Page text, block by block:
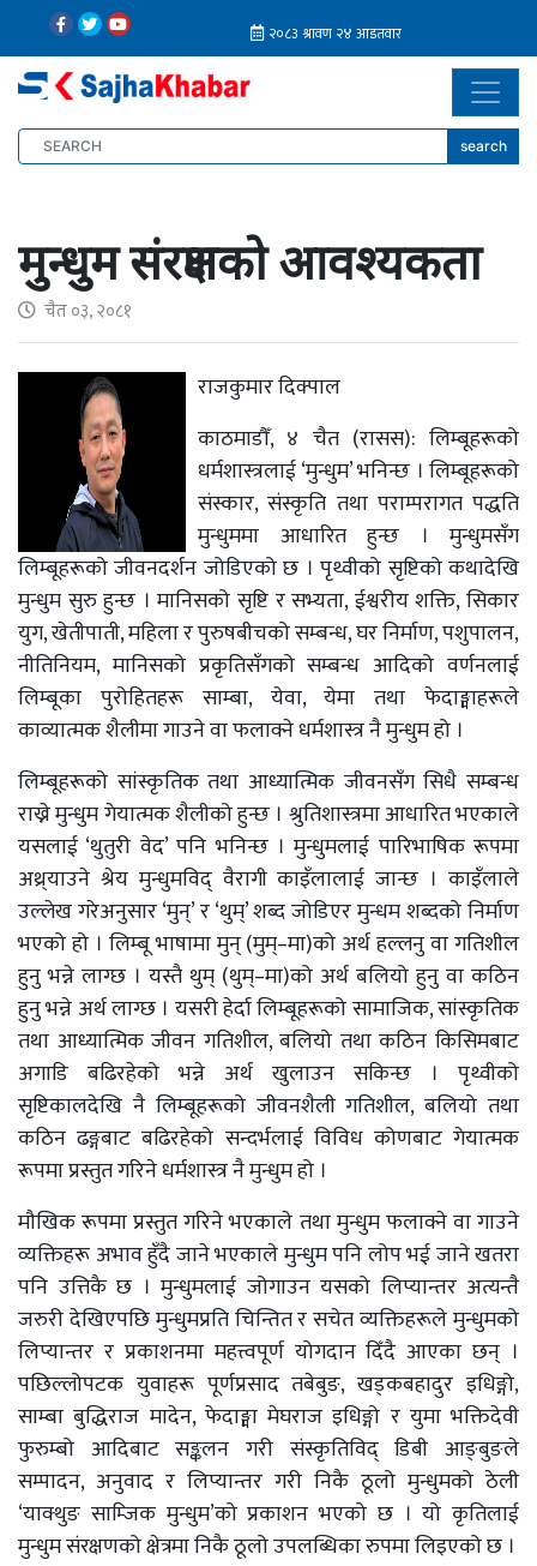
search
मुन्धुम संरक्षणको आवश्यकता
चैत ०३, २०८१
राजकुमार दिक्पाल
काठमाडौँ, ४ चैत (रासस): लिम्बूहरूको
धर्मशास्त्रलाई ‘मुन्धुम’ भनिन्छ । लिम्बूहरूको
संस्कार, संस्कृति तथा पराम्परागत पद्धति
मुन्धुममा आधारित हुन्छ । मुन्धुमसँग
लिम्बूहरूको जीवनदर्शन जोडिएको छ । पृथ्वीको सृष्टिको कथादेखि
मुन्धुम सुरु हुन्छ । मानिसको सृष्टि र सभ्यता, ईश्वरीय शक्ति, सिकार
युग, खेतीपाती, महिला र पुरुषबीचको सम्बन्ध, घर निर्माण, पशुपालन,
नीतिनियम, मानिसको प्रकृतिसँगको सम्बन्ध आदिको वर्णनलाई
लिम्बूका पुरोहितहरू साम्बा, येवा, येमा तथा फेदाङ्माहरूले
काव्यात्मक शैलीमा गाउने वा फलाक्ने धर्मशास्त्र नै मुन्धुम हो ।
लिम्बूहरूको सांस्कृतिक तथा आध्यात्मिक जीवनसँग सिधै सम्बन्ध
राख्ने मुन्धुम गेयात्मक शैलीको हुन्छ । श्रुतिशास्त्रमा आधारित भएकाले
यसलाई ‘थुतुरी वेद’ पनि भनिन्छ । मुन्धुमलाई पारिभाषिक रूपमा
अथ्र्याउने श्रेय मुन्धुमविद् वैरागी काइँलालाई जान्छ । काइँलाले
उल्लेख गरेअनुसार ‘मुन्’ र ‘थुम्’ शब्द जोडिएर मुन्धम शब्दको निर्माण
भएको हो । लिम्बू भाषामा मुन् (मुम्–मा)को अर्थ हल्लनु वा गतिशील
हुनु भन्ने लाग्छ । यस्तै थुम् (थुम्–मा)को अर्थ बलियो हुनु वा कठिन
हुनु भन्ने अर्थ लाग्छ । यसरी हेर्दा लिम्बूहरूको सामाजिक, सांस्कृतिक
तथा आध्यात्मिक जीवन गतिशील, बलियो तथा कठिन किसिमबाट
अगाडि बढिरहेको भन्ने अर्थ खुलाउन सकिन्छ । पृथ्वीको
सृष्टिकालदेखि नै लिम्बूहरूको जीवनशैली गतिशील, बलियो तथा
कठिन ढङ्गबाट बढिरहेको सन्दर्भलाई विविध कोणबाट गेयात्मक
रूपमा प्रस्तुत गरिने धर्मशास्त्र नै मुन्धुम हो ।
मौखिक रूपमा प्रस्तुत गरिने भएकाले तथा मुन्धुम फलाक्ने वा गाउने
व्यक्तिहरू अभाव हुँदै जाने भएकाले मुन्धुम पनि लोप भई जाने खतरा
पनि उत्तिकै छ । मुन्धुमलाई जोगाउन यसको लिप्यान्तर अत्यन्तै
जरुरी देखिएपछि मुन्धुमप्रति चिन्तित र सचेत व्यक्तिहरूले मुन्धुमको
लिप्यान्तर र प्रकाशनमा महत्त्वपूर्ण योगदान दिँदै आएका छन् ।
पछिल्लोपटक युवाहरू पूर्णप्रसाद तबेबुङ, खड्कबहादुर इधिङ्गो,
साम्बा बुद्धिराज मादेन, फेदाङ्मा मेघराज इधिङ्गो र युमा भक्तिदेवी
फुरुम्बो आदिबाट सङ्कलन गरी संस्कृतिविद् डिबी आङ्बुङले
सम्पादन, अनुवाद र लिप्यान्तर गरी निकै ठूलो मुन्धुमको ठेली
‘याक्थुङ साम्जिक मुन्धुम’को प्रकाशन भएको छ । यो कृतिलाई
मुन्धुम संरक्षणको क्षेत्रमा निकै ठूलो उपलब्धिका रुपमा लिइएको छ ।